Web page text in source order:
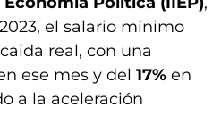
el salario mínimo
real, con una
ese mes y del 17% en
a la aceleración